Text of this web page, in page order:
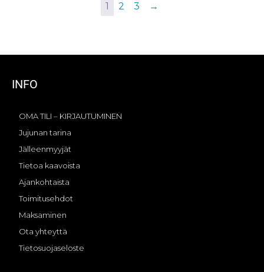
1 2 3 →
INFO
OMA TILI – KIRJAUTUMINEN
Jujunan tarina
Jälleenmyyjät
Tietoa kaavoista
Ajankohtaista
Toimitusehdot
Maksaminen
Ota yhteyttä
Tietosuojaseloste